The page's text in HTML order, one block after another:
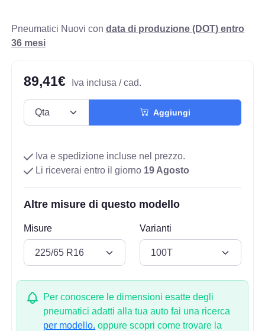
Pneumatici Nuovi condata di produzione (DOT) entro
36 mesi
89,41€ Iva inclusa / cad.
Aggiungi
Iva e spedizione incluse nel prezzo.
Li riceverai entro il giorno 19 Agosto
Altre misure di questo modello
Misure Varianti
Per conoscere le dimensioni esatte degli
pneumatici adatti alla tua auto fai una ricerca
per modello. oppure scopri come trovare la